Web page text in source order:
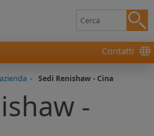
Contatti
- Sedi Renishaw - Cina
-